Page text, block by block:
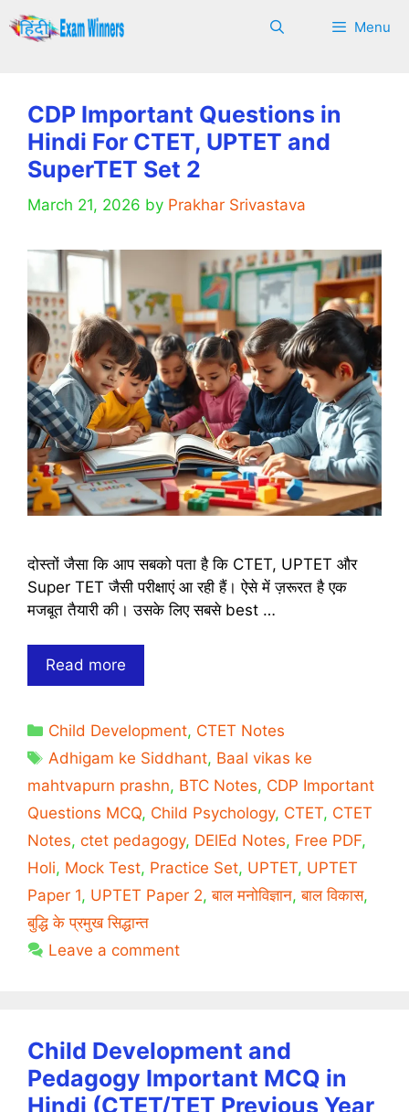
Skip
to
Menu
CDP Important Questions in
Hindi For CTET, UPTET and
SuperTET Set 2
March 21, 2026 by Prakhar Srivastava
दोस्तों जैसा कि आप सबको पता है कि CTET, UPTET और
Super TET जैसी परीक्षाएं आ रही हैं। ऐसे में ज़रूरत है एक
मजबूत तैयारी की। उसके लिए सबसे best …
Read more
Important
in
Hindi
For
UPTET
and
SuperTET
Set
2
Categories
Child Development, CTET Notes
Tags
Adhigam ke Siddhant, Baal vikas ke
mahtvapurn prashn, BTC Notes, CDP Important
Questions MCQ, Child Psychology, CTET, CTET
Notes, ctet pedagogy, DElEd Notes, Free PDF,
Holi, Mock Test, Practice Set, UPTET, UPTET
Paper 1, UPTET Paper 2,बाल मनोविज्ञान,बाल विकास,
बुद्धि के प्रमुख सिद्धान्त
Leave a comment
Child Development and
Pedagogy Important MCQ in
Hindi (CTET/TET Previous Year